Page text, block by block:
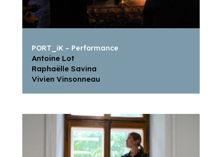
PORT_iK – Performance
Antoine Lot
Raphaëlle Savina
Vivien Vinsonneau